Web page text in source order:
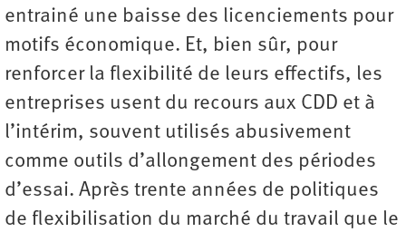
entrainé une baisse des licenciements pour
motifs économique. Et, bien sûr, pour
renforcer la flexibilité de leurs effectifs, les
entreprises usent du recours aux CDD et à
l’intérim, souvent utilisés abusivement
comme outils d’allongement des périodes
d’essai. Après trente années de politiques
de flexibilisation du marché du travail que le